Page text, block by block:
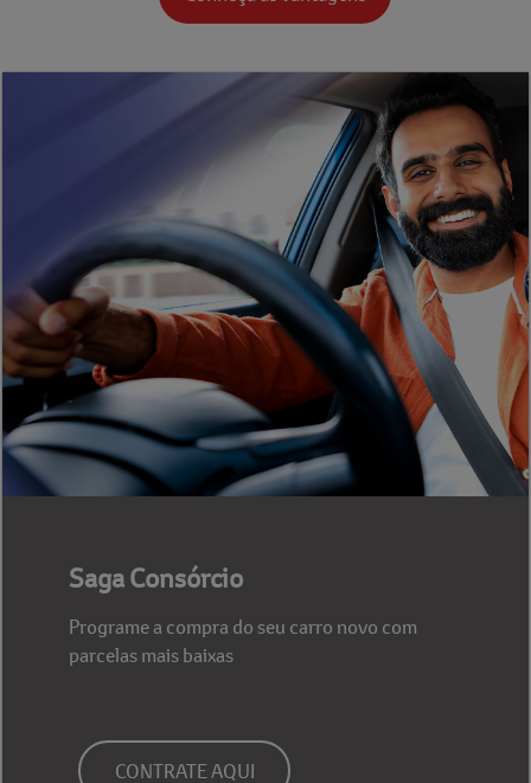
Saga Consórcio
Programe a compra do seu carro novo com
parcelas mais baixas
CONTRATE AQUI